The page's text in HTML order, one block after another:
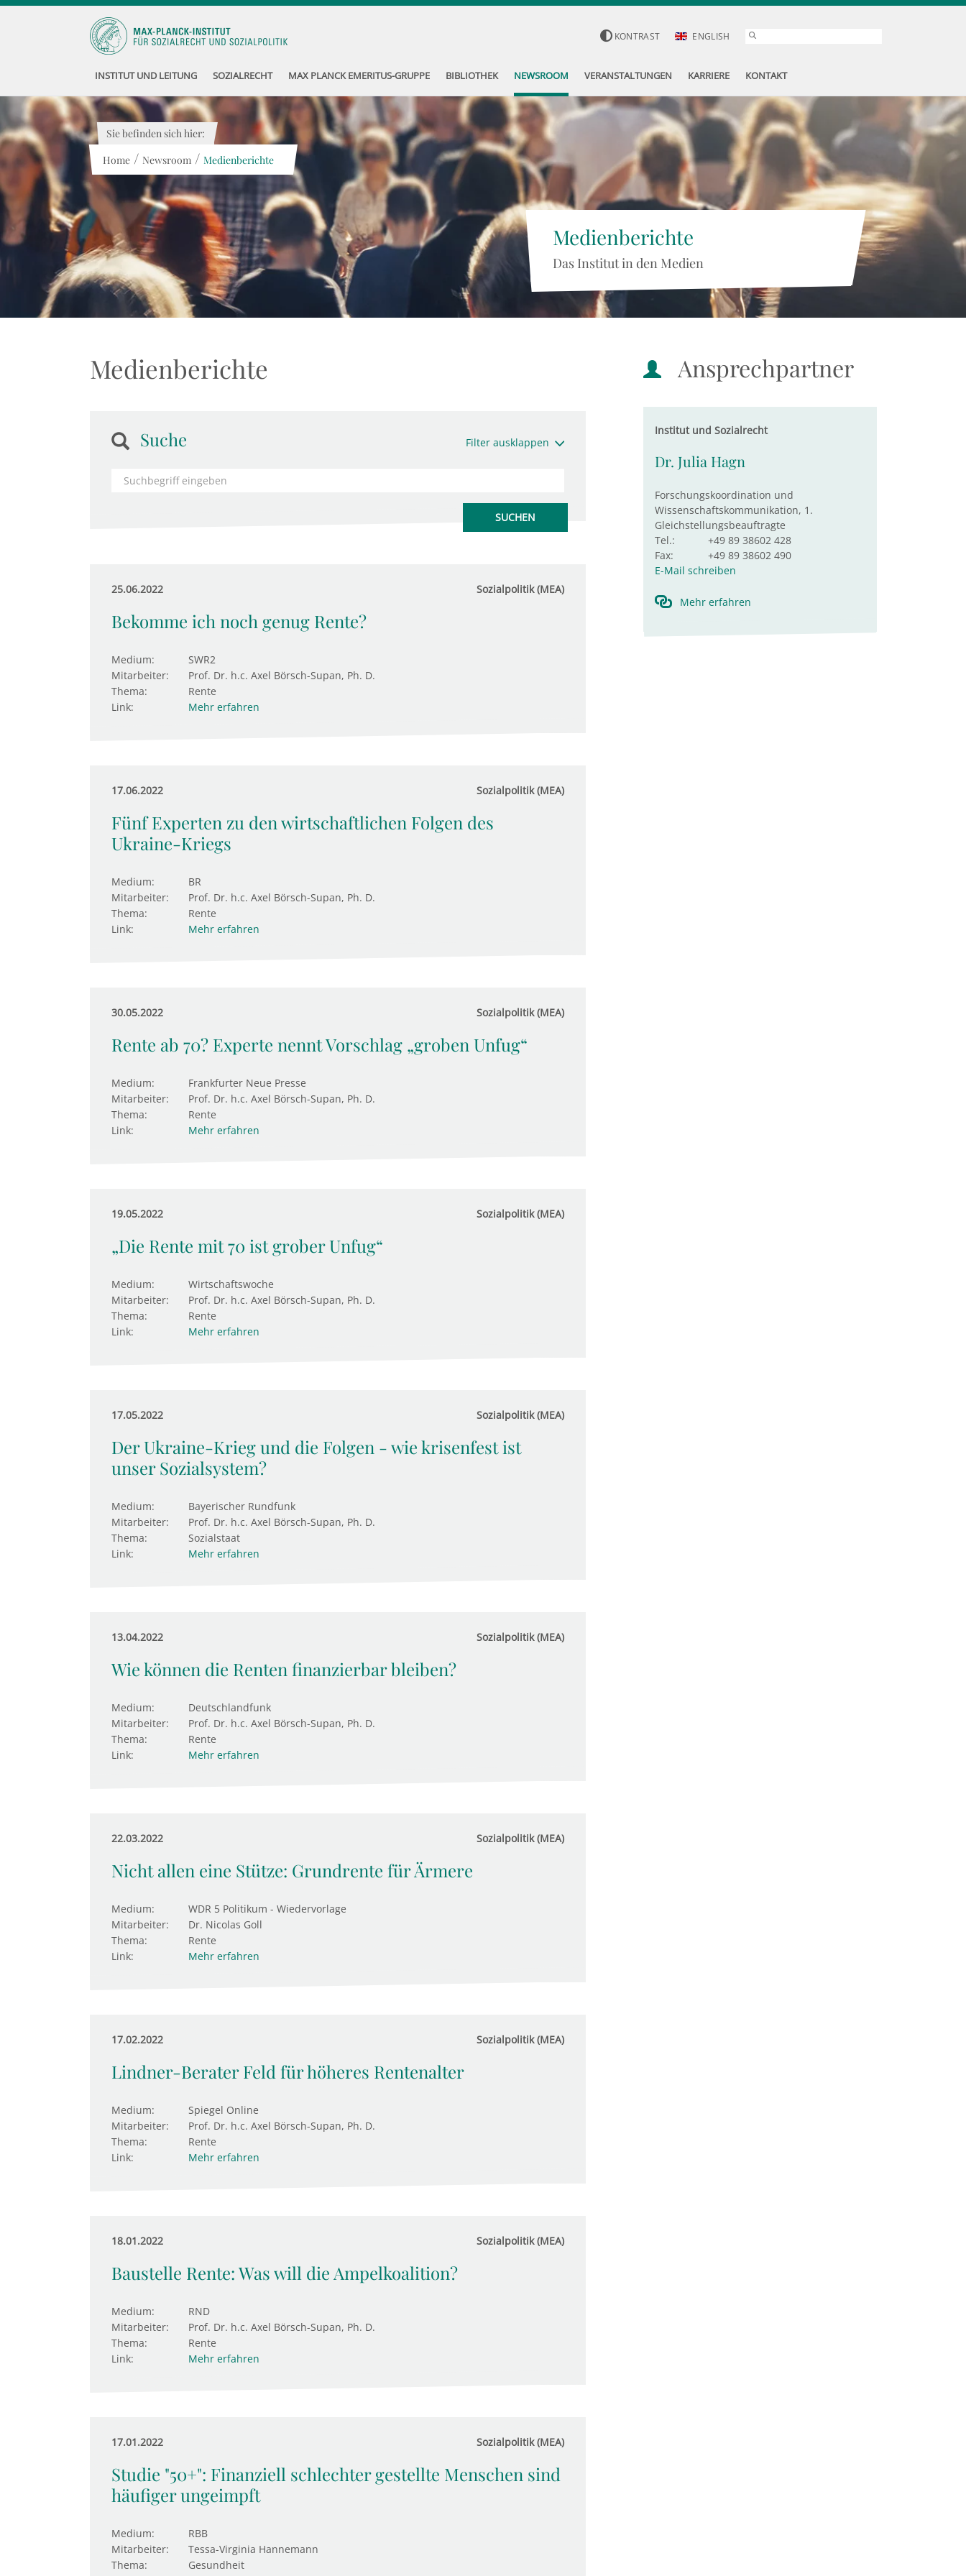
KONTRAST ENGLISH
INSTITUT UND LEITUNG SOZIALRECHT MAX PLANCK EMERITUS-GRUPPE BIBLIOTHEK NEWSROOM VERANSTALTUNGEN KARRIERE KONTAKT
Medienberichte
Das Institut in den Medien
Sie befinden sich hier:
Home / Newsroom / Medienberichte
Medienberichte
Suche Filter ausklappen
25.06.2022 Sozialpolitik (MEA)
Bekomme ich noch genug Rente?
Medium:
SWR2
Mitarbeiter:
Prof. Dr. h.c. Axel Börsch-Supan, Ph. D.
Thema:
Rente
Link:
Mehr erfahren
17.06.2022 Sozialpolitik (MEA)
Fünf Experten zu den wirtschaftlichen Folgen des
Ukraine-Kriegs
Medium:
BR
Mitarbeiter:
Prof. Dr. h.c. Axel Börsch-Supan, Ph. D.
Thema:
Rente
Link:
Mehr erfahren
30.05.2022 Sozialpolitik (MEA)
Rente ab 70? Experte nennt Vorschlag „groben Unfug“
Medium:
Frankfurter Neue Presse
Mitarbeiter:
Prof. Dr. h.c. Axel Börsch-Supan, Ph. D.
Thema:
Rente
Link:
Mehr erfahren
19.05.2022 Sozialpolitik (MEA)
„Die Rente mit 70 ist grober Unfug“
Medium:
Wirtschaftswoche
Mitarbeiter:
Prof. Dr. h.c. Axel Börsch-Supan, Ph. D.
Thema:
Rente
Link:
Mehr erfahren
17.05.2022 Sozialpolitik (MEA)
Der Ukraine-Krieg und die Folgen - wie krisenfest ist
unser Sozialsystem?
Medium:
Bayerischer Rundfunk
Mitarbeiter:
Prof. Dr. h.c. Axel Börsch-Supan, Ph. D.
Thema:
Sozialstaat
Link:
Mehr erfahren
13.04.2022 Sozialpolitik (MEA)
Wie können die Renten finanzierbar bleiben?
Medium:
Deutschlandfunk
Mitarbeiter:
Prof. Dr. h.c. Axel Börsch-Supan, Ph. D.
Thema:
Rente
Link:
Mehr erfahren
22.03.2022 Sozialpolitik (MEA)
Nicht allen eine Stütze: Grundrente für Ärmere
Medium:
WDR 5 Politikum - Wiedervorlage
Mitarbeiter:
Dr. Nicolas Goll
Thema:
Rente
Link:
Mehr erfahren
17.02.2022 Sozialpolitik (MEA)
Lindner-Berater Feld für höheres Rentenalter
Medium:
Spiegel Online
Mitarbeiter:
Prof. Dr. h.c. Axel Börsch-Supan, Ph. D.
Thema:
Rente
Link:
Mehr erfahren
18.01.2022 Sozialpolitik (MEA)
Baustelle Rente: Was will die Ampelkoalition?
Medium:
RND
Mitarbeiter:
Prof. Dr. h.c. Axel Börsch-Supan, Ph. D.
Thema:
Rente
Link:
Mehr erfahren
17.01.2022 Sozialpolitik (MEA)
Studie "50+": Finanziell schlechter gestellte Menschen sind
häufiger ungeimpft
Medium:
RBB
Mitarbeiter:
Tessa-Virginia Hannemann
Thema:
Gesundheit
Ansprechpartner
Institut und Sozialrecht
Dr. Julia Hagn
Forschungskoordination und
Wissenschaftskommunikation, 1.
Gleichstellungsbeauftragte
Tel.:
+49 89 38602 428
Fax:
+49 89 38602 490
E-Mail schreiben
Mehr erfahren